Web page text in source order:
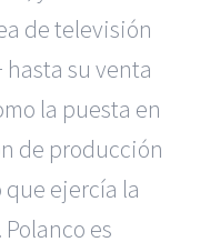
de televisión
su venta
la puesta en
de producción
que ejercía la
es